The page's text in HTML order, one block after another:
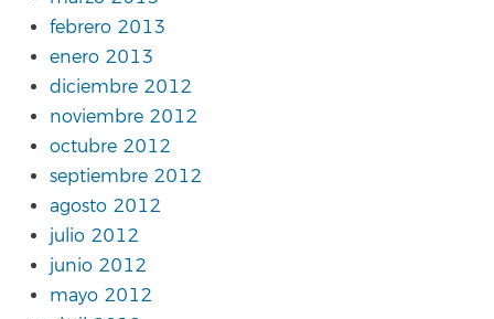
febrero 2013
enero 2013
diciembre 2012
noviembre 2012
octubre 2012
septiembre 2012
agosto 2012
julio 2012
junio 2012
mayo 2012